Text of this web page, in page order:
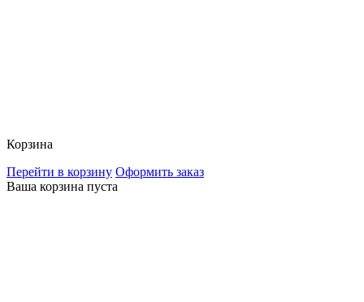
Корзина
Перейти в корзину Оформить заказ
Ваша корзина пуста